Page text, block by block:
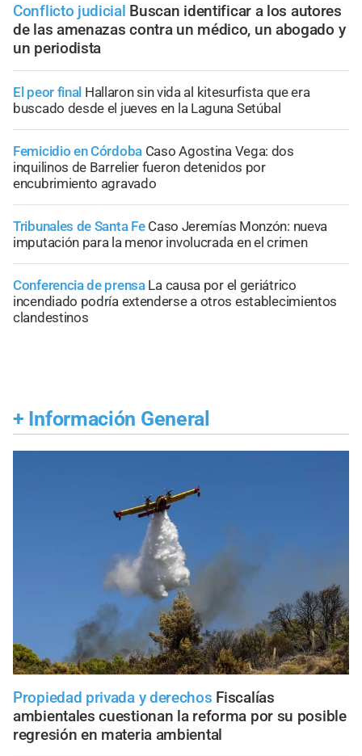
Conflicto judicial Buscan identificar a los autores
de las amenazas contra un médico, un abogado y
un periodista
El peor final Hallaron sin vida al kitesurfista que era
buscado desde el jueves en la Laguna Setúbal
Femicidio en Córdoba Caso Agostina Vega: dos
inquilinos de Barrelier fueron detenidos por
encubrimiento agravado
Tribunales de Santa Fe Caso Jeremías Monzón: nueva
imputación para la menor involucrada en el crimen
Conferencia de prensa La causa por el geriátrico
incendiado podría extenderse a otros establecimientos
clandestinos
+ Información General
Propiedad privada y derechos Fiscalías
ambientales cuestionan la reforma por su posible
regresión en materia ambiental